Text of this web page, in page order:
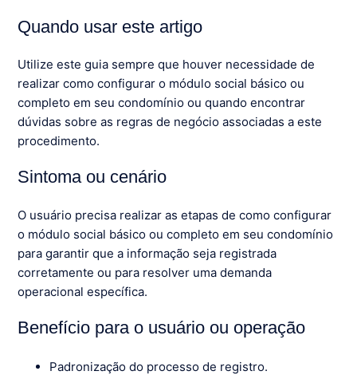
Quando usar este artigo
Utilize este guia sempre que houver necessidade de
realizar como configurar o módulo social básico ou
completo em seu condomínio ou quando encontrar
dúvidas sobre as regras de negócio associadas a este
procedimento.
Sintoma ou cenário
O usuário precisa realizar as etapas de como configurar
o módulo social básico ou completo em seu condomínio
para garantir que a informação seja registrada
corretamente ou para resolver uma demanda
operacional específica.
Benefício para o usuário ou operação
Padronização do processo de registro.